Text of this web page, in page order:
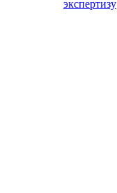
экспертизу